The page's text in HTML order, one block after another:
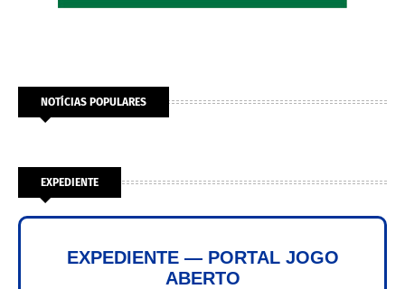
NOTÍCIAS POPULARES
EXPEDIENTE
EXPEDIENTE — PORTAL JOGO
ABERTO